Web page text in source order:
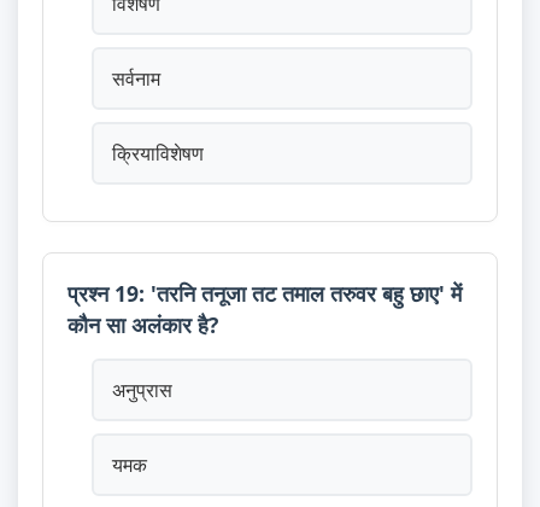
सर्वनाम
क्रियाविशेषण
प्रश्न 19: 'तरनि तनूजा तट तमाल तरुवर बहु छाए' में
कौन सा अलंकार है?
अनुप्रास
यमक